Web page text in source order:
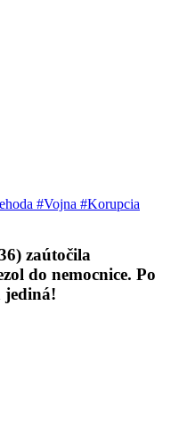
#Vojna #Korupcia
zaútočila
do nemocnice. Po
jediná!